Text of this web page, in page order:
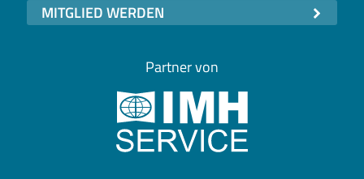
MITGLIED WERDEN
Partner von